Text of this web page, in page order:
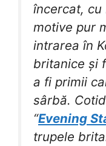
încercat, cu
motive pur
intrarea în
britanice și
a fi primii
sârbă.
“Evening
trupele